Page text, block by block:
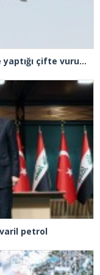
AKINCI TİHA, TOLUN P mühimmatı ile yaptığı çifte vuruşta hedefi tam isabetle vurdu
petrol